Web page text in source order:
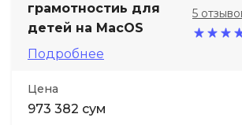
грамотностиь для
детей на MacOS
Подробнее
5
Цена
973 382 сум